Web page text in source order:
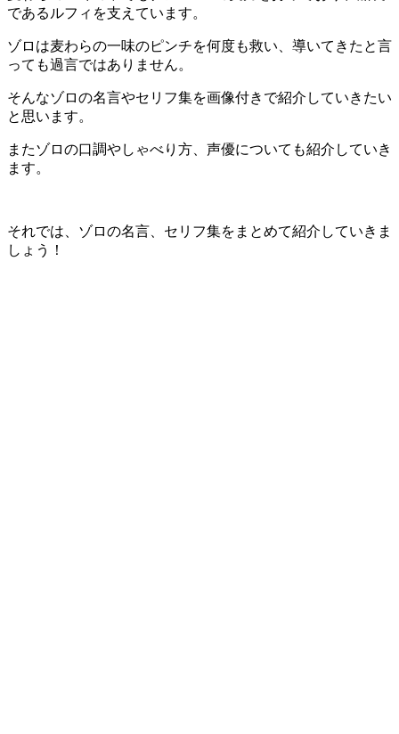
であるルフィを支えています。
ゾロは麦わらの一味のピンチを何度も救い、導いてきたと言
っても過言ではありません。
そんなゾロの名言やセリフ集を画像付きで紹介していきたい
と思います。
またゾロの口調やしゃべり方、声優についても紹介していき
ます。
それでは、ゾロの名言、セリフ集をまとめて紹介していきま
しょう！